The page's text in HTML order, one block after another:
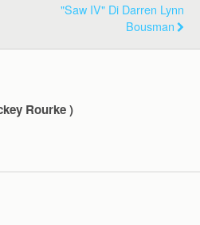
"Saw IV" Di Darren Lynn
Bousman
Rourke )